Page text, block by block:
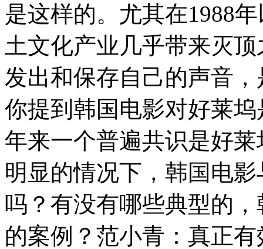
是这样的。尤其在1988
土文化产业几乎带来灭
发出和保存自己的声音
你提到韩国电影对好莱
年来一个普遍共识是好
明显的情况下，韩国电
吗？有没有哪些典型的
的案例？范小青：真正